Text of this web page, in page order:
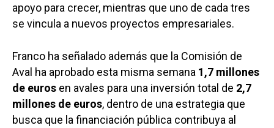
apoyo para crecer, mientras que uno de cada tres
se vincula a nuevos proyectos empresariales.
Franco ha señalado además que la Comisión de
Aval ha aprobado esta misma semana 1,7 millones
de euros en avales para una inversión total de 2,7
millones de euros, dentro de una estrategia que
busca que la financiación pública contribuya al